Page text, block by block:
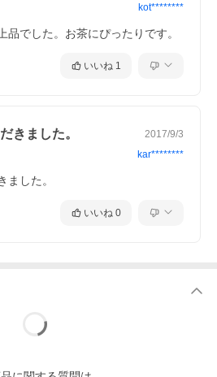
kot********
品でした。お茶にぴったりです。
いいね 1
きました。 2017/9/3
kar********
ました。
いいね 0